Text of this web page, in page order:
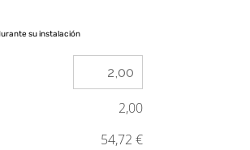
su instalación
2,00
54,72 €